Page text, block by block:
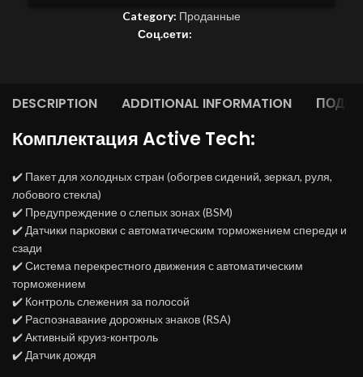
Category: Проданные
Соц.сети:
DESCRIPTION ADDITIONAL INFORMATION
Комплектация Active Tech:
✔️ Пакет для холодных стран (обогрев сидений, зеркал, руля,
лобового стекла)
✔️ Предупреждение о слепых зонах (BSM)
✔️ Датчики парковки с автоматическим торможением спереди и
сзади
✔️ Система перекрестного движения с автоматическим
торможением
✔️ Контроль слежения за полосой
✔️ Распознавание дорожных знаков (RSA)
✔️ Активный круиз-контроль
✔️ Датчик дождя